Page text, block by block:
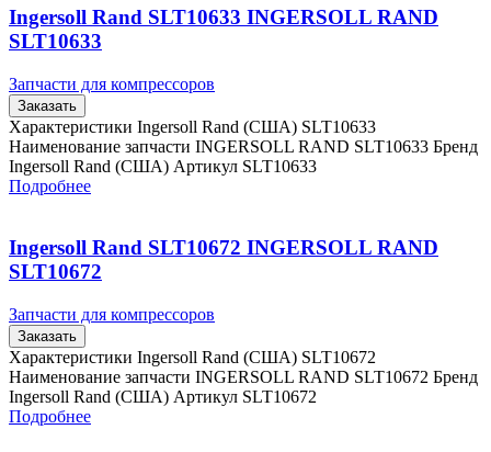
Ingersoll Rand SLT10633 INGERSOLL RAND
SLT10633
Запчасти для компрессоров
Заказать
Характеристики Ingersoll Rand (США) SLT10633
Наименование запчасти INGERSOLL RAND SLT10633 Бренд
Ingersoll Rand (США) Артикул SLT10633
Подробнее
Ingersoll Rand SLT10672 INGERSOLL RAND
SLT10672
Запчасти для компрессоров
Заказать
Характеристики Ingersoll Rand (США) SLT10672
Наименование запчасти INGERSOLL RAND SLT10672 Бренд
Ingersoll Rand (США) Артикул SLT10672
Подробнее